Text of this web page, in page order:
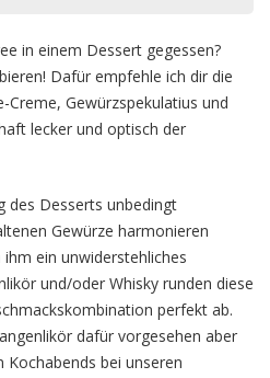
in einem Dessert gegessen?
Dafür empfehle ich dir die
Gewürzspekulatius und
lecker und optisch der
des Desserts unbedingt
Gewürze harmonieren
ein unwiderstehliches
und/oder Whisky runden diese
perfekt ab.
dafür vorgesehen aber
bei unseren